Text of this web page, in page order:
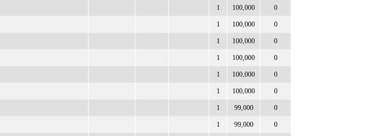
1 100,000 0
1 100,000 0
1 100,000 0
1 100,000 0
1 100,000 0
1 100,000 0
1 99,000 0
1 99,000 0